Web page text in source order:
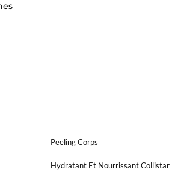
Peeling Corps
Hydratant Et Nourrissant Collistar